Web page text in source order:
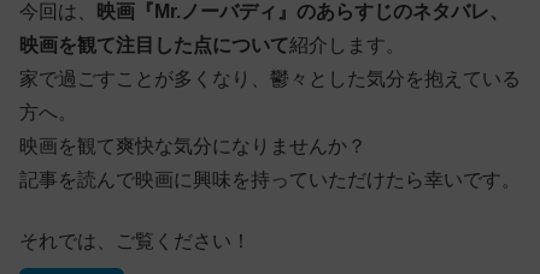
今回は、
映画『Mr.ノーバディ』のあらすじのネタバレ、
映画を観て注目した点について紹介します。
家で過ごすことが多くなり、鬱々とした気分を抱えている
方へ。
映画を観て爽快な気分になりませんか？
記事を読んで映画に興味を持っていただけたら幸いです。
それでは、ご覧ください！